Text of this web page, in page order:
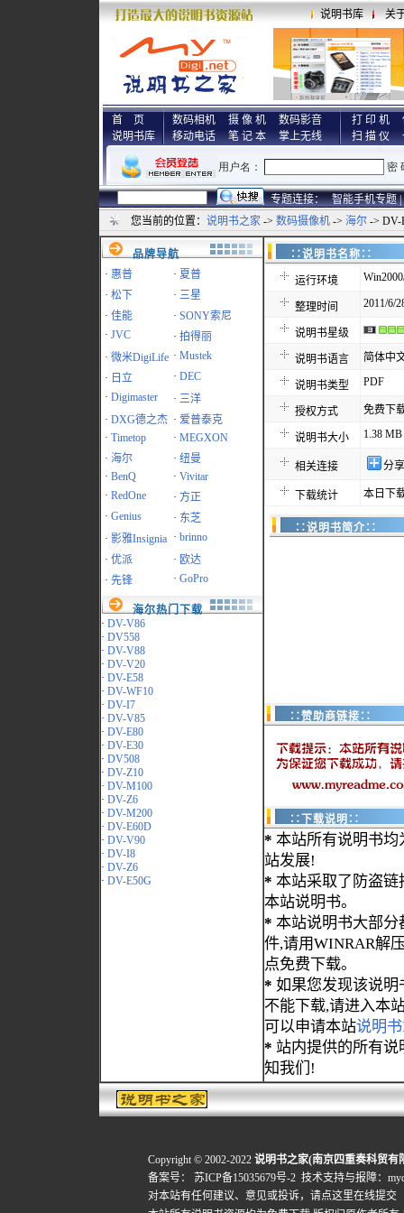
说明书库 关
首 页
说明书库
数码相机 摄 像 机
数码影音
移动电话
笔 记 本 掌上无线
打 印 机
扫 描 仪
专题连接： 智能手机专题 |
您当前的位置： 说明书之家 -> 数码摄像机 -> 海尔 -> DV-
品牌导航
· 惠普 · 夏普
· 松下 · 三星
· 佳能 · SONY索尼
· JVC · 拍得丽
· 微米DigiLife · Mustek
· 日立 · DEC
· Digimaster · 三洋
· DXG德之杰 · 爱普泰克
· Timetop · MEGXON
· 海尔 · 纽曼
· BenQ · Vivitar
· RedOne · 方正
· Genius · 东芝
· 影雅Insignia · brinno
· 优派 · 欧达
· 先锋 · GoPro
海尔热门下载
· DV-V86
· DV558
· DV-V88
· DV-V20
· DV-E58
· DV-WF10
· DV-I7
· DV-V85
· DV-E80
· DV-E30
· DV508
· DV-Z10
· DV-M100
· DV-Z6
· DV-M200
· DV-E60D
· DV-V90
· DV-I8
· DV-Z6
· DV-E50G
∷说明书名
运行环境
整理时间 2011/6/
说明书星级
说明书语言 简体中
说明书类型 PDF
授权方式 免费下
说明书大小 1.38 MB
相关连接 分
下载统计 本日下
∷说明书简介∷
∷赞助商链接∷
∷下载说明∷
* 本站所有说明书均
站发展!
* 本站采取了防盗链
本站说明书。
* 本站说明书大部分
件,请用WINRAR解
点免费下载。
* 如果您发现该说明
不能下载,请进入本
可以申请本站说明
* 站内提供的所有
知我们!
Copyright © 2002-2022 说明书之家(南京四重奏科贸有
备案号：
苏ICP备15035679号-2 技术支持与报障：
对本站有任何建议、意见或投诉， 请点这里在线提交